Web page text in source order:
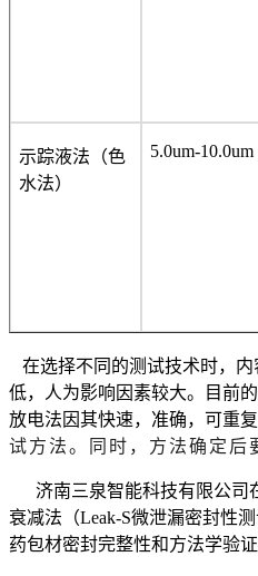
示踪液法（色
水法）
5.0um-10.0um
在选择不同的测试技术时， 内
低，人为影响因素较大。目前
放电法 因其快速，准确，可重
试方法。同时，方法确定后
济南三泉智能科技有限公司
衰减法（Leak-S微泄漏密封性
药包材密封完整性和方法学验证